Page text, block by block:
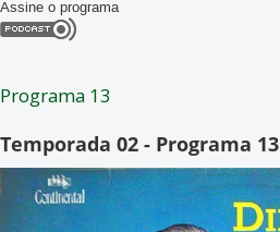
Assine o programa
Programa 13
Temporada 02 - Programa 13